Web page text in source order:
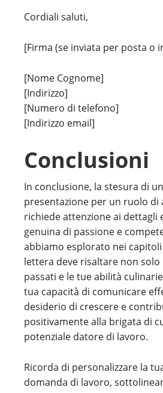
Cordiali saluti,
[Firma (se inviata per posta o
[Nome Cognome]
[Indirizzo]
[Numero di telefono]
[Indirizzo email]
Conclusioni
In conclusione, la stesura di
presentazione per un ruolo di
richiede attenzione ai dettagli
genuina di passione e
abbiamo esplorato nei
lettera deve risaltare non solo
passati e le tue abilità
tua capacità di comunicare
desiderio di crescere e
positivamente alla brigata di
potenziale datore di lavoro.
Ricorda di personalizzare la
domanda di lavoro,